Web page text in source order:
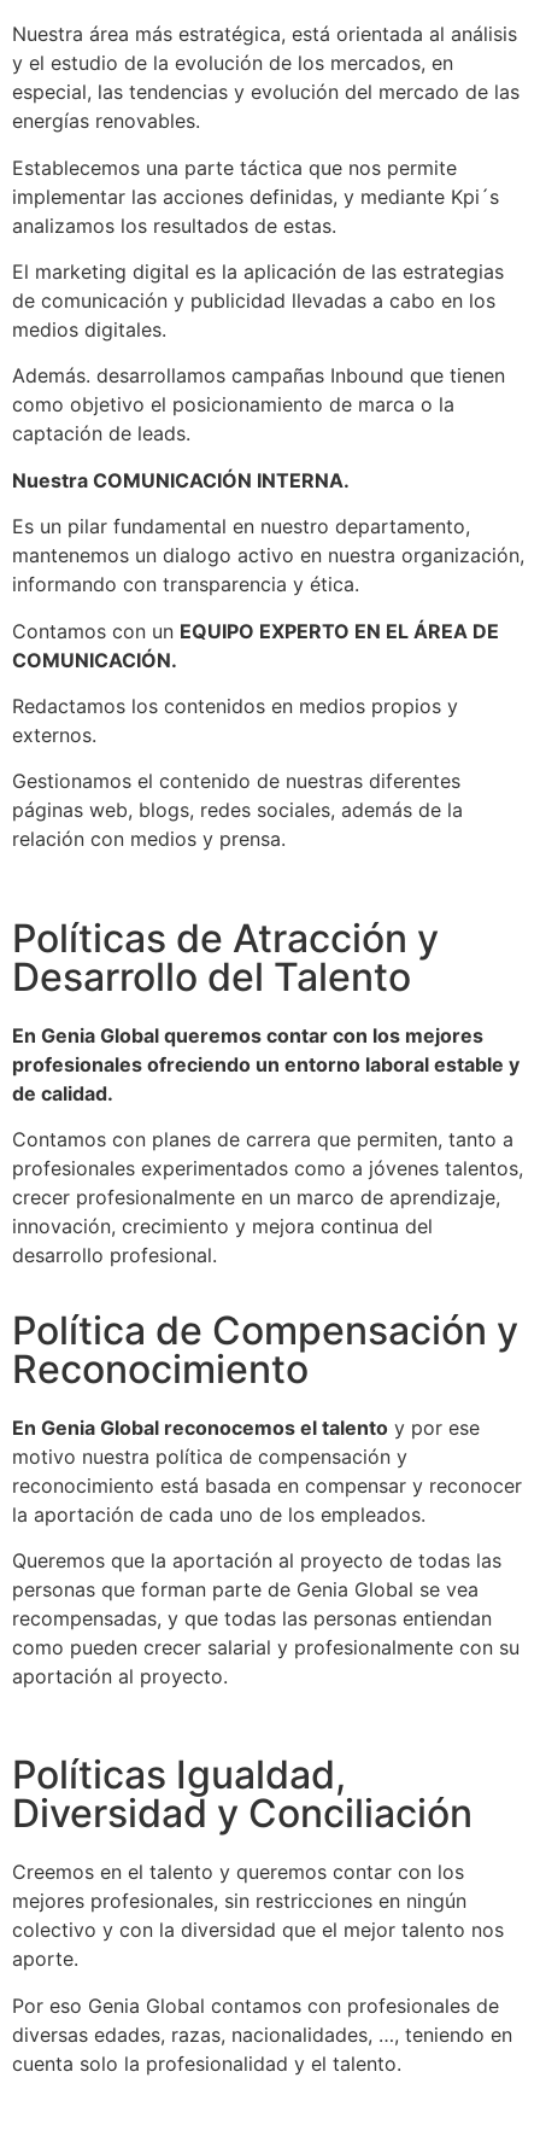
Nuestra área más estratégica, está orientada al análisis
y el estudio de la evolución de los mercados, en
especial, las tendencias y evolución del mercado de las
energías renovables.
Establecemos una parte táctica que nos permite
implementar las acciones definidas, y mediante Kpi´s
analizamos los resultados de estas.
El marketing digital es la aplicación de las estrategias
de comunicación y publicidad llevadas a cabo en los
medios digitales.
Además. desarrollamos campañas Inbound que tienen
como objetivo el posicionamiento de marca o la
captación de leads.
Nuestra COMUNICACIÓN INTERNA.
Es un pilar fundamental en nuestro departamento,
mantenemos un dialogo activo en nuestra organización,
informando con transparencia y ética.
Contamos con un EQUIPO EXPERTO EN EL ÁREA DE
COMUNICACIÓN.
Redactamos los contenidos en medios propios y
externos.
Gestionamos el contenido de nuestras diferentes
páginas web, blogs, redes sociales, además de la
relación con medios y prensa.
Políticas de Atracción y
Desarrollo del Talento
En Genia Global queremos contar con los mejores
profesionales ofreciendo un entorno laboral estable y
de calidad.
Contamos con planes de carrera que permiten, tanto a
profesionales experimentados como a jóvenes talentos,
crecer profesionalmente en un marco de aprendizaje,
innovación, crecimiento y mejora continua del
desarrollo profesional.
Política de Compensación y
Reconocimiento
En Genia Global reconocemos el talento y por ese
motivo nuestra política de compensación y
reconocimiento está basada en compensar y reconocer
la aportación de cada uno de los empleados.
Queremos que la aportación al proyecto de todas las
personas que forman parte de Genia Global se vea
recompensadas, y que todas las personas entiendan
como pueden crecer salarial y profesionalmente con su
aportación al proyecto.
Políticas Igualdad,
Diversidad y Conciliación
Creemos en el talento y queremos contar con los
mejores profesionales, sin restricciones en ningún
colectivo y con la diversidad que el mejor talento nos
aporte.
Por eso Genia Global contamos con profesionales de
diversas edades, razas, nacionalidades, …, teniendo en
cuenta solo la profesionalidad y el talento.